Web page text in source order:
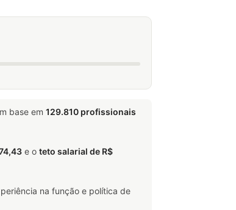
base em 129.810 profissionais
e o teto salarial de R$
na função e política de